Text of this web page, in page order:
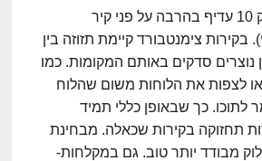
שלום גיל, קיר מבלוק 10 עדיף בהרבה על פני קיר
בקירות צימנטבורד קיימת תזוזה בין
נוצרים סדקים באותם המקומות. כמו
לצפות את הלוחות משום שהלוח
לתוכו. כך שבאופן כללי תמיד
תחזוקה בקירות שכאלה. מבחינת
מבודד יותר טוב. גם במקלחות-